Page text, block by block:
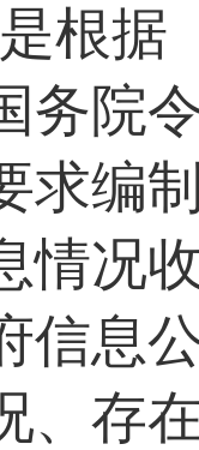
根据
务院
求编
情况
信息
、存